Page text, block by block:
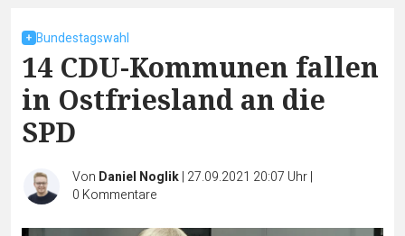
Bundestagswahl
14 CDU-Kommunen fallen
in Ostfriesland an die
SPD
Von Daniel Noglik| 27.09.2021 20:07 Uhr|
0 Kommentare